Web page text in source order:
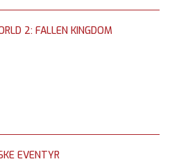
2: FALLEN KINGDOM
EVENTYR